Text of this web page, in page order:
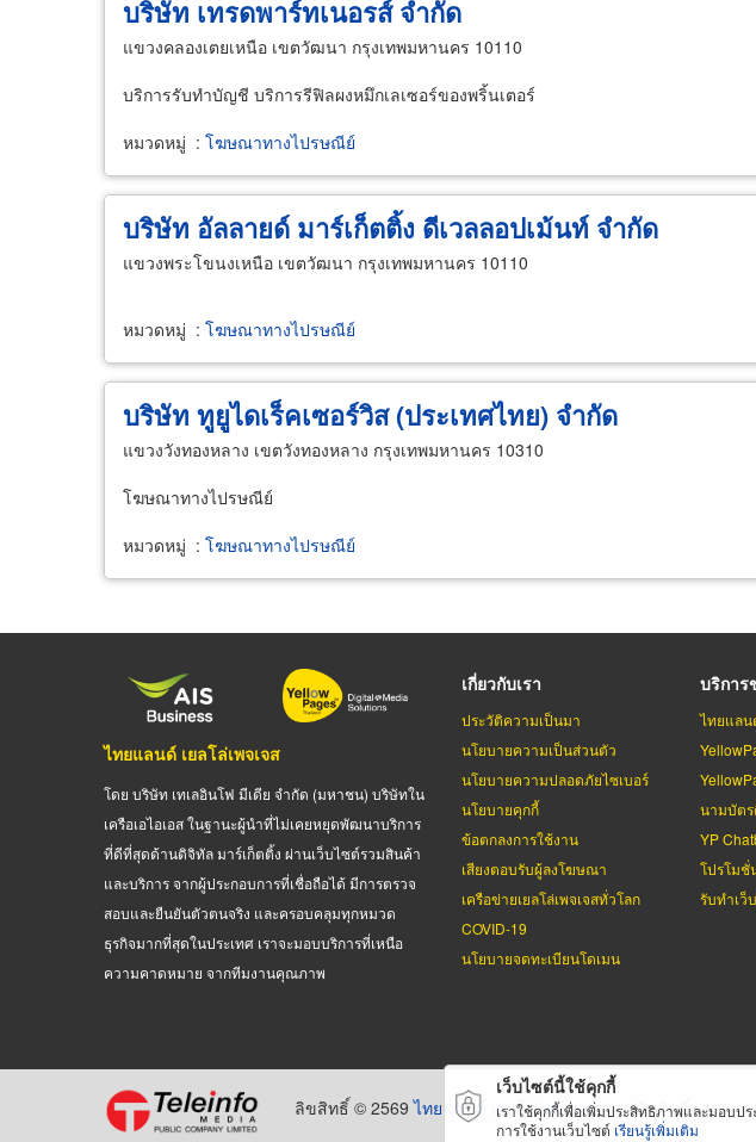
บริษัท เทรดพาร์ทเนอรส์ จำกัด
แขวงคลองเตยเหนือ เขตวัฒนา กรุงเทพมหานคร 10110
บริการรับทำบัญชี บริการรีฟิลผงหมึกเลเซอร์ของพริ้นเตอร์
หมวดหมู่ : โฆษณาทางไปรษณีย์
บริษัท อัลลายด์ มาร์เก็ตติ้ง ดีเวลลอปเม้นท์ จำกัด
แขวงพระโขนงเหนือ เขตวัฒนา กรุงเทพมหานคร 10110
หมวดหมู่ : โฆษณาทางไปรษณีย์
บริษัท ทูยูไดเร็คเซอร์วิส (ประเทศไทย) จำกัด
แขวงวังทองหลาง เขตวังทองหลาง กรุงเทพมหานคร 10310
โฆษณาทางไปรษณีย์
หมวดหมู่ : โฆษณาทางไปรษณีย์
ไทยแลนด์ เยลโล่เพจเจส
โดย บริษัท เทเลอินโฟ มีเดีย จำกัด (มหาชน) บริษัทใน
เครือเอไอเอส ในฐานะผู้นำที่ไม่เคยหยุดพัฒนาบริการ
ที่ดีที่สุดด้านดิจิทัล มาร์เก็ตติ้ง ผ่านเว็บไซต์รวมสินค้า
และบริการ จากผู้ประกอบการที่เชื่อถือได้ มีการตรวจ
สอบและยืนยันตัวตนจริง และครอบคลุมทุกหมวด
ธุรกิจมากที่สุดในประเทศ เราจะมอบบริการที่เหนือ
ความคาดหมาย จากทีมงานคุณภาพ
เกี่ยวกับเรา
ประวัติความเป็นมา
นโยบายความเป็นส่วนตัว
นโยบายความปลอดภัยไซเบอร์
นโยบายคุกกี้
ข้อตกลงการใช้งาน
เสียงตอบรับผู้ลงโฆษณา
เครือข่ายเยลโล่เพจเจสทั่วโลก
COVID-19
นโยบายจดทะเบียนโดเมน
บริการ
ไทยแลน
นามบัต
YP
โปรโมชั่
รับทำเว็
ลิขสิทธิ์ © 2569ไทยแลนด์ เยลโล่เพจเจสสงวนลิขสิทธิ์ตามกฏ
เว็บไซต์นี้ใช้คุกกี้
เราใช้คุกกี้เพื่อเพิ่มประสิทธิภาพและมอบ
การใช้งานเว็บไซต์ เรียนรู้เพิ่มเติม